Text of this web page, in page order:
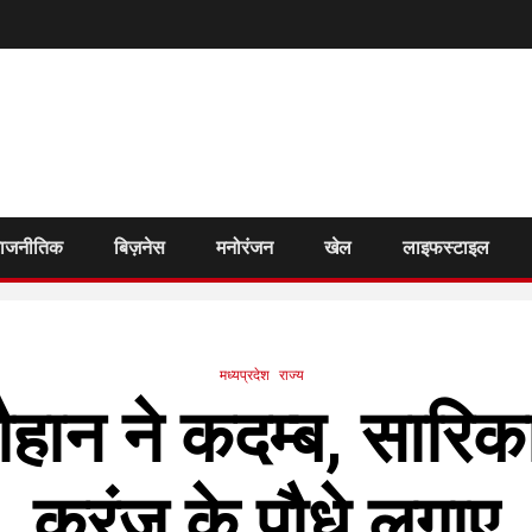
बिज़नेस मनोरंजन खेल लाइफस्टाइल
मध्यप्रदेश राज्य
ने कदम्ब,